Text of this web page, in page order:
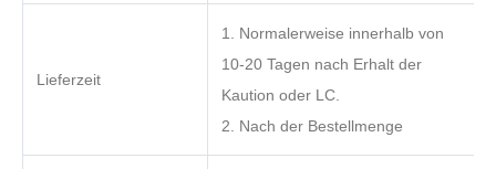
Lieferzeit
1. Normalerweise innerhalb von
10-20 Tagen nach Erhalt der
Kaution oder LC.
2. Nach der Bestellmenge